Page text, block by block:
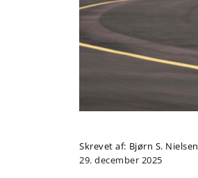
Skrevet af: Bjørn S. Nielsen
29. december 2025